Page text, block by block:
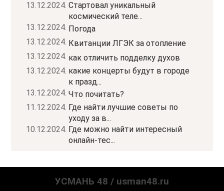
13.12.2024. Стартовал уникальный
космический теле...
13.12.2024. Погода
13.12.2024. Квитанции ЛГЭК за отопление
13.12.2024. как отличить подделку духов
13.12.2024. какие концерты будут в городе
к празд...
13.12.2024. Что почитать?
11.12.2024. Где найти лучшие советы по
уходу за в...
10.12.2024. Где можно найти интересный
онлайн-тес...
УСМАНЬ 48 / usman48.ru